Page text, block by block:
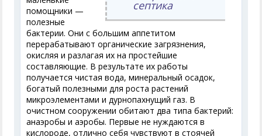
септика
помощники —
полезные
бактерии. Они с большим аппетитом
перерабатывают органические загрязнения,
окисляя и разлагая их на простейшие
составляющие. В результате их работы
получается чистая вода, минеральный осадок,
богатый полезными для роста растений
микроэлементами и дурнопахнущий газ. В
очистном сооружении обитают два типа бактерий:
анаэробы и аэробы. Первые не нуждаются в
кислороде, отлично себя чувствуют в стоячей